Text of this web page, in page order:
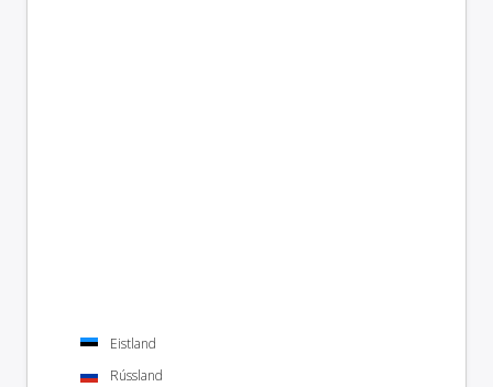
Eistland
Rússland